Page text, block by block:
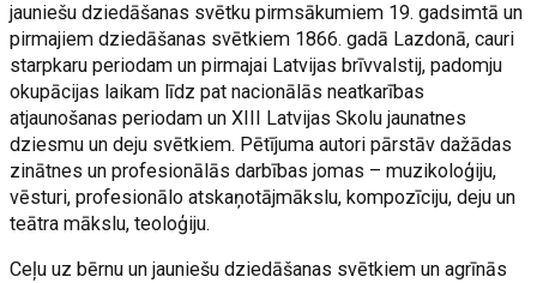
jauniešu dziedāšanas svētku pirmsākumiem 19. gadsimtā un
pirmajiem dziedāšanas svētkiem 1866. gadā Lazdonā, cauri
starpkaru periodam un pirmajai Latvijas brīvvalstij, padomju
okupācijas laikam līdz pat nacionālās neatkarības
atjaunošanas periodam un XIII Latvijas Skolu jaunatnes
dziesmu un deju svētkiem. Pētījuma autori pārstāv dažādas
zinātnes un profesionālās darbības jomas – muzikoloģiju,
vēsturi, profesionālo atskaņotājmākslu, kompozīciju, deju un
teātra mākslu, teoloģiju.
Ceļu uz bērnu un jauniešu dziedāšanas svētkiem un agrīnās